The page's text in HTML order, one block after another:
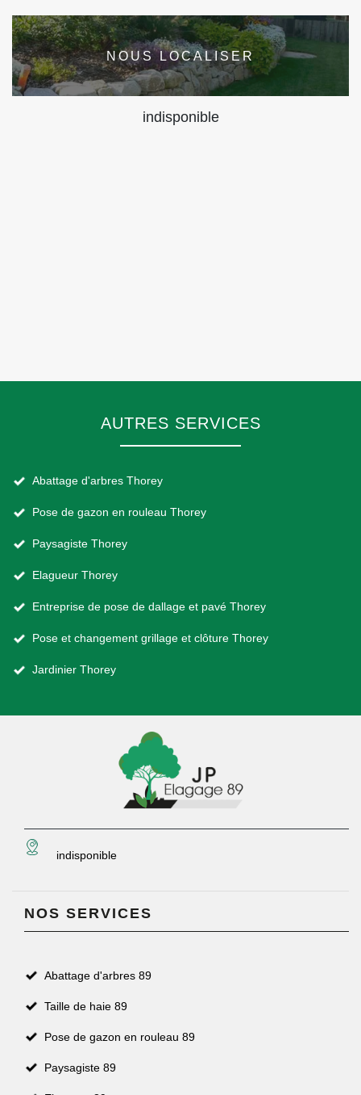
NOUS LOCALISER
indisponible
AUTRES SERVICES
Abattage d'arbres Thorey
Pose de gazon en rouleau Thorey
Paysagiste Thorey
Elagueur Thorey
Entreprise de pose de dallage et pavé Thorey
Pose et changement grillage et clôture Thorey
Jardinier Thorey
indisponible
NOS SERVICES
Abattage d'arbres 89
Taille de haie 89
Pose de gazon en rouleau 89
Paysagiste 89